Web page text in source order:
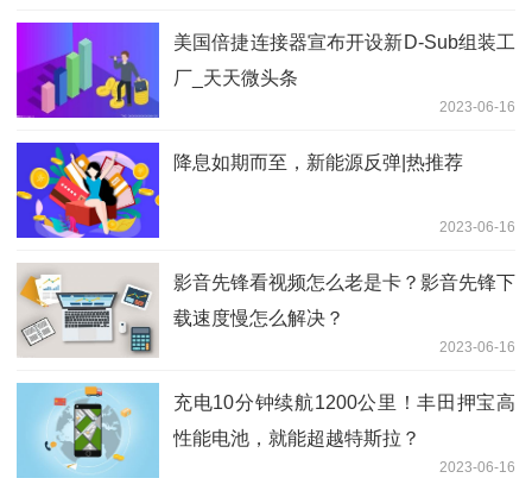
美国倍捷连接器宣布开设新D-Sub组装工
厂_天天微头条
2023-06-16
降息如期而至，新能源反弹|热推荐
2023-06-16
影音先锋看视频怎么老是卡？影音先锋下
载速度慢怎么解决？
2023-06-16
充电10分钟续航1200公里！丰田押宝高
性能电池，就能超越特斯拉？
2023-06-16